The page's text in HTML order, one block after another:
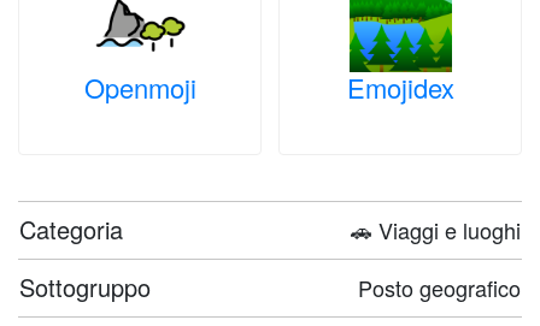
Openmoji Emojidex
Categoria 🚗 Viaggi e luoghi
Sottogruppo Posto geografico